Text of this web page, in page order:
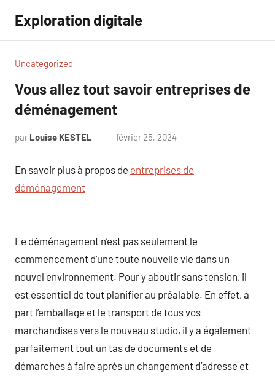
contenu
Exploration digitale
Uncategorized
Vous allez tout savoir entreprises de
déménagement
par Louise KESTEL février 25, 2024
En savoir plus à propos de entreprises de
déménagement
Le déménagement n’est pas seulement le
commencement d’une toute nouvelle vie dans un
nouvel environnement. Pour y aboutir sans tension, il
est essentiel de tout planifier au préalable. En effet, à
part l’emballage et le transport de tous vos
marchandises vers le nouveau studio, il y a également
parfaitement tout un tas de documents et de
démarches à faire après un changement d’adresse et